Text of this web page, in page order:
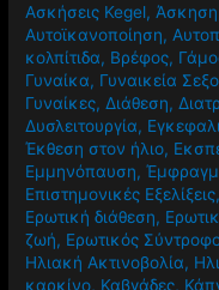
Ασκήσεις Kegel, Άσκηση
Αυτοϊκανοποίηση,
κολπίτιδα, Βρέφος,
Γυναίκα, Γυναικεία
Γυναίκες, Διάθεση,
Δυσλειτουργία,
Έκθεση στον ήλιο,
Εμμηνόπαυση,
Επιστημονικές Εξελίξεις
Ερωτική διάθεση,
ζωή, Ερωτικός
Ηλιακή Ακτινοβολία,
καρκίνο, Καβγάδες,